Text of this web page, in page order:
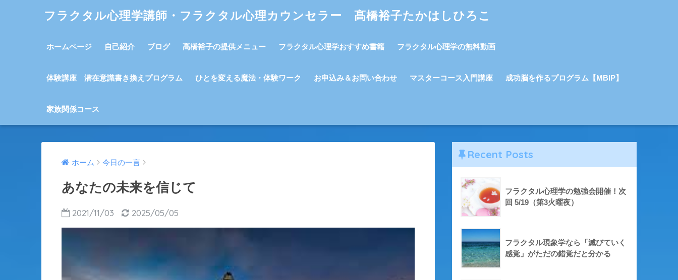
フラクタル心理学講師・フラクタル心理カウンセラー 髙橋裕子たかはしひろこ
ホームページ 自己紹介 ブログ 髙橋裕子の提供メニュー フラクタル心理学おすすめ書籍 フラクタル心理学の無料動画
体験講座 潜在意識書き換えプログラム ひとを変える魔法・体験ワーク お申込み＆お問い合わせ マスターコース入門講座 成功脳を作るプログラム【MBIP】
家族関係コース
ホーム 今日の一言
あなたの未来を信じて
2021/11/03 2025/05/05
Recent Posts
フラクタル心理学の勉強会開催！次
回 5/19（第3火曜夜）
フラクタル現象学なら「滅びていく
感覚」がただの錯覚だと分かる